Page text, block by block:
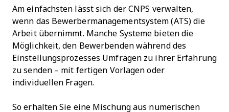
Am einfachsten lässt sich der CNPS verwalten,
wenn das Bewerbermanagementsystem (ATS) die
Arbeit übernimmt. Manche Systeme bieten die
Möglichkeit, den Bewerbenden während des
Einstellungsprozesses Umfragen zu ihrer Erfahrung
zu senden – mit fertigen Vorlagen oder
individuellen Fragen.
So erhalten Sie eine Mischung aus numerischen